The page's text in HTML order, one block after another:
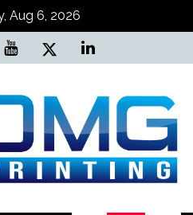
Aug 6, 2026